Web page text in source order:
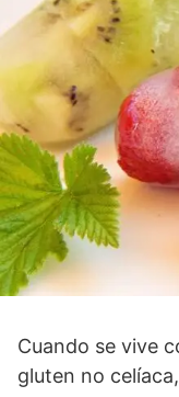
Cuando se vive
gluten no